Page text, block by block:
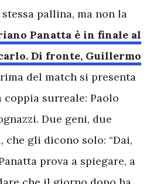
pallina, ma non la
Panatta è in finale al
Di fronte, Guillermo
del match si presenta
surreale: Paolo
Due geni, due
che gli dicono solo: “Dai,
prova a spiegare, a